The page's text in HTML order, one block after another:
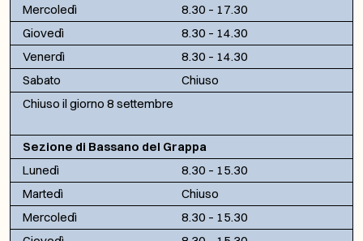
Mercoledì
8.30 – 17.30
Giovedì
8.30 – 14.30
Venerdì
8.30 – 14.30
Sabato
Chiuso
Chiuso il giorno 8 settembre
Sezione di Bassano del Grappa
Lunedì
8.30 – 15.30
Martedì
Chiuso
Mercoledì
8.30 – 15.30